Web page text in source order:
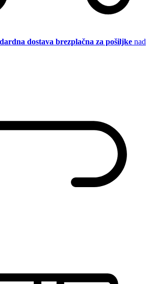
dostava brezplačna za pošiljke nad